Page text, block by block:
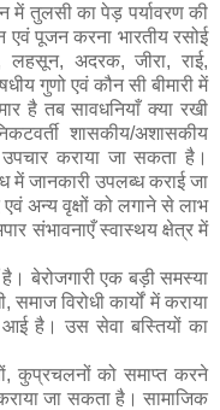
तुलसी का पेड़ पर्यावरण की
एवं पूजन करना भारतीय रसोई
अदरक, जीरा, राई,
गुणो एवं कौन सी बीमारी में
है तब सावधनियाँ क्या रखी
शासकीय/अशासकीय
कराया जा सकता है।
जानकारी उपलब्ध कराई जा
अन्य वृक्षों को लगाने से लाभ
संभावनाएँ स्वास्थय क्षेत्र में
बेरोजगारी एक बड़ी समस्या
समाज विरोधी कार्यों में कराया
है। उस सेवा बस्तियों का
कुप्रचलनों को समाप्त करने
जा सकता है। सामाजिक